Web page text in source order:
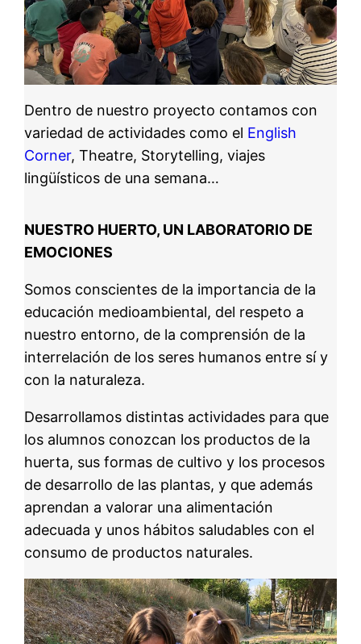
Dentro de nuestro proyecto contamos con
variedad de actividades como el English
Corner, Theatre, Storytelling, viajes
lingüísticos de una semana…
NUESTRO HUERTO, UN LABORATORIO DE
EMOCIONES
Somos conscientes de la importancia de la
educación medioambiental, del respeto a
nuestro entorno, de la comprensión de la
interrelación de los seres humanos entre sí y
con la naturaleza.
Desarrollamos distintas actividades para que
los alumnos conozcan los productos de la
huerta, sus formas de cultivo y los procesos
de desarrollo de las plantas, y que además
aprendan a valorar una alimentación
adecuada y unos hábitos saludables con el
consumo de productos naturales.